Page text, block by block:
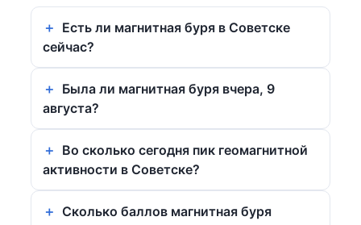
Есть ли магнитная буря в Советске
сейчас?
Была ли магнитная буря вчера, 9
августа?
Во сколько сегодня пик геомагнитной
активности в Советске?
Сколько баллов магнитная буря